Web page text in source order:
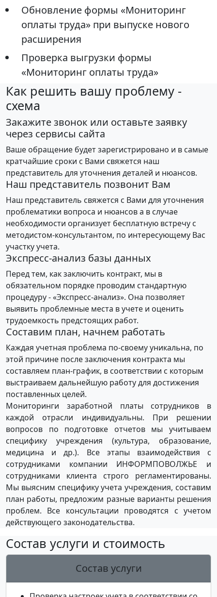
Обновление формы «Мониторинг
оплаты труда» при выпуске нового
расширения
Проверка выгрузки формы
«Мониторинг оплаты труда»
Как решить вашу проблему -
схема
Закажите звонок или оставьте заявку
через сервисы сайта
Ваше обращение будет зарегистрировано и в самые
кратчайшие сроки с Вами свяжется наш
представитель для уточнения деталей и нюансов.
Наш представитель позвонит Вам
Наш представитель свяжется с Вами для уточнения
проблематики вопроса и нюансов а в случае
необходимости организует бесплатную встречу с
методистом-консультантом, по интересующему Вас
участку учета.
Экспресс-анализ базы данных
Перед тем, как заключить контракт, мы в
обязательном порядке проводим стандартную
процедуру - «Экспресс-анализ». Она позволяет
выявить проблемные места в учете и оценить
трудоемкость предстоящих работ.
Составим план, начнем работать
Каждая учетная проблема по-своему уникальна, по
этой причине после заключения контракта мы
составляем план-график, в соответствии с которым
выстраиваем дальнейшую работу для достижения
поставленных целей.
Мониторинги заработной платы сотрудников в
каждой отрасли индивидуальны. При решении
вопросов по подготовке отчетов мы учитываем
специфику учреждения (культура, образование,
медицина и др.). Все этапы взаимодействия с
сотрудниками компании ИНФОРМПОВОЛЖЬЕ и
сотрудниками клиента строго регламентированы.
Мы выясним специфику учета учреждения, составим
план работы, предложим разные варианты решения
проблем. Все консультации проводятся с учетом
действующего законодательства.
Состав услуги и стоимость
Состав услуги